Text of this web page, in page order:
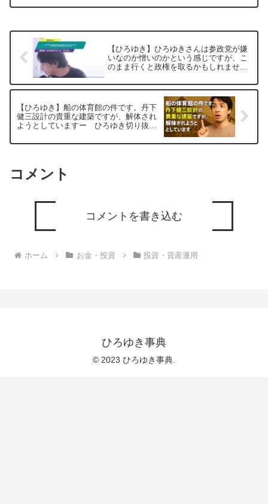
【ひろゆき】ひろゆきさんは参政党が嫌
いなのか憎いのかという感じですが、こ
のまま行くと政権を取るかもしれません
【ひろゆき】船の体育館の件です。丹下
健三設計の貴重な建築ですが、解体され
ようとしていますー ひろゆき切り抜
コメント
コメントを書き込む
ホーム お金・投資 投資・資産運用
ひろゆき事典
© 2023 ひろゆき事典.